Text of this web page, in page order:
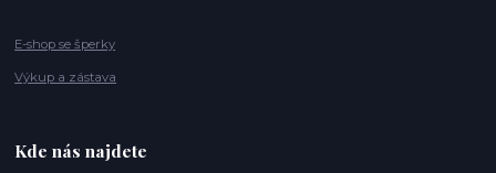
E-shop se šperky
Výkup a zástava
Kde nás najdete